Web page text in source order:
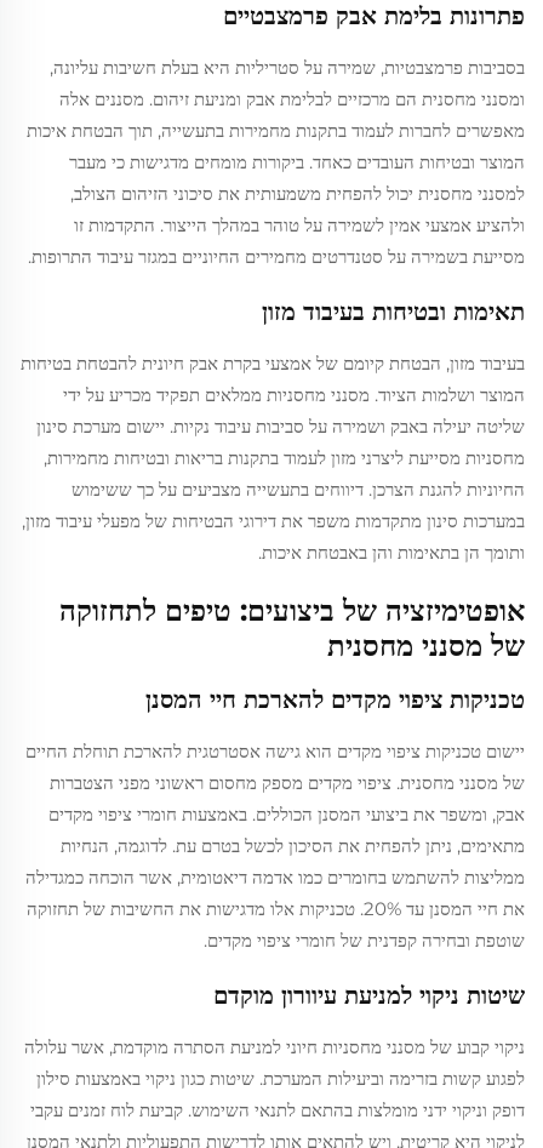
פתרונות בלימת אבק פרמצבטיים
בסביבות פרמצבטיות, שמירה על סטריליות היא בעלת חשיבות עליונה,
ומסנני מחסנית הם מרכזיים לבלימת אבק ומניעת זיהום. מסננים אלה
מאפשרים לחברות לעמוד בתקנות מחמירות בתעשייה, תוך הבטחת איכות
המוצר ובטיחות העובדים כאחד. ביקורות מומחים מדגישות כי מעבר
למסנני מחסנית יכול להפחית משמעותית את סיכוני הזיהום הצולב,
ולהציע אמצעי אמין לשמירה על טוהר במהלך הייצור. התקדמות זו
מסייעת בשמירה על סטנדרטים מחמירים החיוניים במגזר עיבוד התרופות.
תאימות ובטיחות בעיבוד מזון
בעיבוד מזון, הבטחת קיומם של אמצעי בקרת אבק חיונית להבטחת בטיחות
המוצר ושלמות הציוד. מסנני מחסניות ממלאים תפקיד מכריע על ידי
שליטה יעילה באבק ושמירה על סביבות עיבוד נקיות. יישום מערכת סינון
מחסניות מסייעת ליצרני מזון לעמוד בתקנות בריאות ובטיחות מחמירות,
החיוניות להגנת הצרכן. דיווחים בתעשייה מצביעים על כך ששימוש
במערכות סינון מתקדמות משפר את דירוגי הבטיחות של מפעלי עיבוד מזון,
ותומך הן בתאימות והן באבטחת איכות.
אופטימיזציה של ביצועים: טיפים לתחזוקה
של מסנני מחסנית
טכניקות ציפוי מקדים להארכת חיי המסנן
יישום טכניקות ציפוי מקדים הוא גישה אסטרטגית להארכת תוחלת החיים
של מסנני מחסנית. ציפוי מקדים מספק מחסום ראשוני מפני הצטברות
אבק, ומשפר את ביצועי המסנן הכוללים. באמצעות חומרי ציפוי מקדים
מתאימים, ניתן להפחית את הסיכון לכשל בטרם עת. לדוגמה, הנחיות
ממליצות להשתמש בחומרים כמו אדמה דיאטומית, אשר הוכחה כמגדילה
את חיי המסנן עד 20%. טכניקות אלו מדגישות את החשיבות של תחזוקה
שוטפת ובחירה קפדנית של חומרי ציפוי מקדים.
שיטות ניקוי למניעת עיוורון מוקדם
ניקוי קבוע של מסנני מחסניות חיוני למניעת הסתרה מוקדמת, אשר עלולה
לפגוע קשות בזרימה וביעילות המערכת. שיטות כגון ניקוי באמצעות סילון
דופק וניקוי ידני מומלצות בהתאם לתנאי השימוש. קביעת לוח זמנים עקבי
לניקוי היא קריטית, ויש להתאים אותו לדרישות התפעוליות ולתנאי המסנן